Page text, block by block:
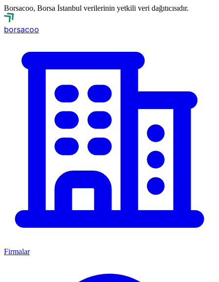
Borsacoo, Borsa İstanbul verilerinin yetkili veri dağıtıcısıdır.
borsacoo
Firmalar